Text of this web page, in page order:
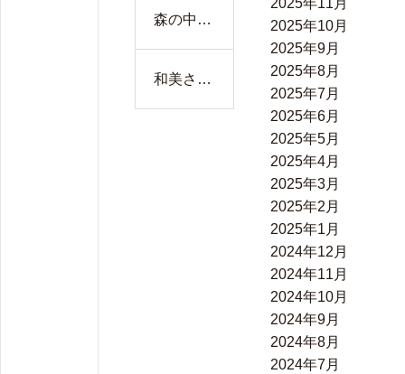
け合う一
んが描く
森の中の
和美さん
2025年11月
2025年10月
2025年9月
2025年8月
2025年7月
2025年6月
2025年5月
2025年4月
2025年3月
2025年2月
2025年1月
2024年12月
2024年11月
2024年10月
2024年9月
2024年8月
2024年7月